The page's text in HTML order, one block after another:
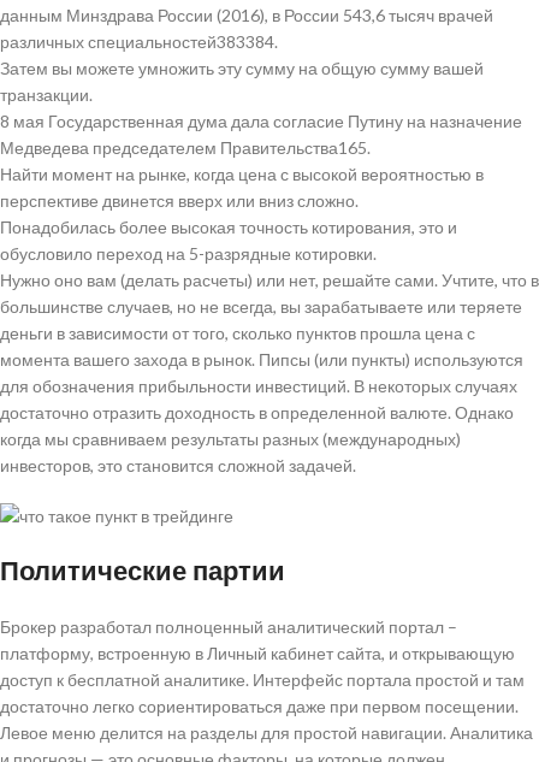
данным Минздрава России (2016), в России 543,6 тысяч врачей
различных специальностей383384.
Затем вы можете умножить эту сумму на общую сумму вашей
транзакции.
8 мая Государственная дума дала согласие Путину на назначение
Медведева председателем Правительства165.
Найти момент на рынке, когда цена с высокой вероятностью в
перспективе двинется вверх или вниз сложно.
Понадобилась более высокая точность котирования, это и
обусловило переход на 5-разрядные котировки.
Нужно оно вам (делать расчеты) или нет, решайте сами. Учтите, что в
большинстве случаев, но не всегда, вы зарабатываете или теряете
деньги в зависимости от того, сколько пунктов прошла цена с
момента вашего захода в рынок. Пипсы (или пункты) используются
для обозначения прибыльности инвестиций. В некоторых случаях
достаточно отразить доходность в определенной валюте. Однако
когда мы сравниваем результаты разных (международных)
инвесторов, это становится сложной задачей.
Политические партии
Брокер разработал полноценный аналитический портал –
платформу, встроенную в Личный кабинет сайта, и открывающую
доступ к бесплатной аналитике. Интерфейс портала простой и там
достаточно легко сориентироваться даже при первом посещении.
Левое меню делится на разделы для простой навигации. Аналитика